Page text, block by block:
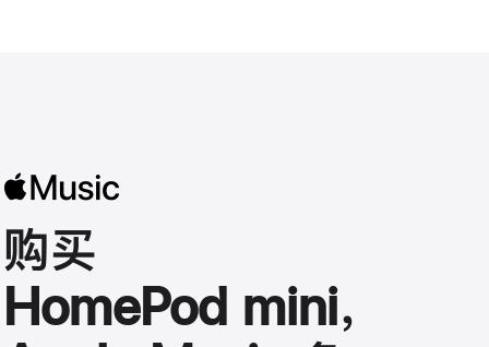
购买
HomePod mini，